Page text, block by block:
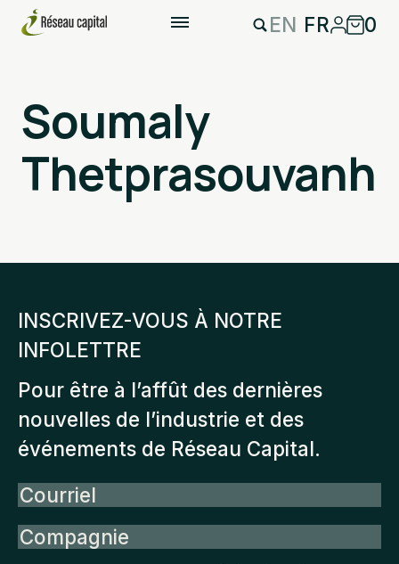
EN FR 0
Soumaly
Thetprasouvanh
INSCRIVEZ-VOUS À NOTRE
INFOLETTRE
Pour être à l’affût des dernières
nouvelles de l’industrie et des
événements de Réseau Capital.
Courriel
Compagnie